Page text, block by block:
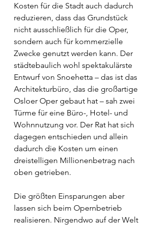
Kosten für die Stadt auch dadurch
reduzieren, dass das Grundstück
nicht ausschließlich für die Oper,
sondern auch für kommerzielle
Zwecke genutzt werden kann. Der
städtebaulich wohl spektakulärste
Entwurf von Snoehetta – das ist das
Architekturbüro, das die großartige
Osloer Oper gebaut hat – sah zwei
Türme für eine Büro-, Hotel- und
Wohnnutzung vor. Der Rat hat sich
dagegen entschieden und allein
dadurch die Kosten um einen
dreistelligen Millionenbetrag nach
oben getrieben.
Die größten Einsparungen aber
lassen sich beim Opernbetrieb
realisieren. Nirgendwo auf der Welt